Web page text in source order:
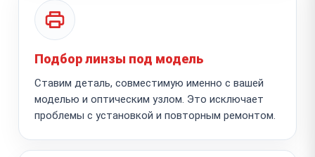
Подбор линзы под модель
Ставим деталь, совместимую именно с вашей
моделью и оптическим узлом. Это исключает
проблемы с установкой и повторным ремонтом.